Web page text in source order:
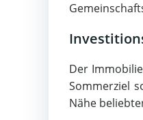
Der
Sommerziel
Nähe